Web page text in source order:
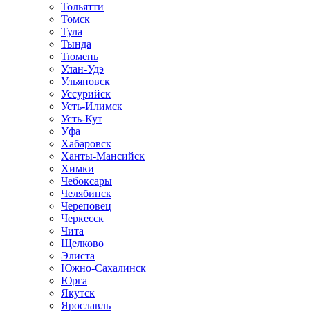
Тольятти
Томск
Тула
Тында
Тюмень
Улан-Удэ
Ульяновск
Уссурийск
Усть-Илимск
Усть-Кут
Уфа
Хабаровск
Ханты-Мансийск
Химки
Чебоксары
Челябинск
Череповец
Черкесск
Чита
Щелково
Элиста
Южно-Сахалинск
Юрга
Якутск
Ярославль